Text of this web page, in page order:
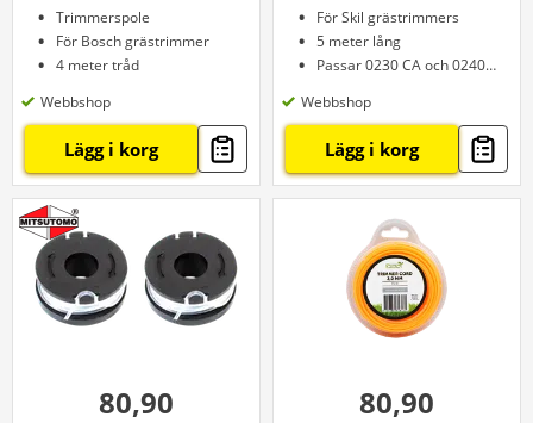
Trimmerspole
För Bosch grästrimmer
4 meter tråd
Webbshop
Lägg i korg
För Skil grästrimmers
5 meter lång
Passar 0230 CA och 0240 CA
Webbshop
Lägg i korg
80,90 80,90